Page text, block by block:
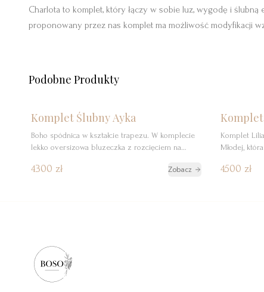
Charlota to komplet, który łączy w sobie luz, wygodę i
proponowany przez nas komplet ma możliwość modyfikacji
Podobne Produkty
Komplet Ślubny Ayka
Boho spódnica w kształcie trapezu. W komplecie
lekko oversizowa bluzeczka z rozcięciem na
4300 zł Zobacz
Komplet
Młodej,
zwiewnej
4500 zł